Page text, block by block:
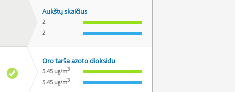
Aukštų skaičius
2
2
Oro tarša azoto dioksidu
5.45 ug/m3
5.45 ug/m3